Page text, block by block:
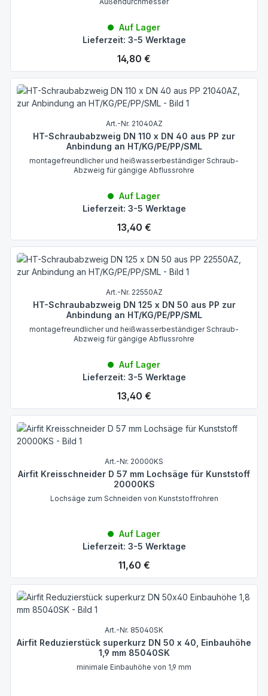
Auf Lager
Lieferzeit: 3-5 Werktage
Regulärer Preis:
14,80 €
Art.-Nr. 21040AZ
HT-Schraubabzweig DN 110 x DN 40 aus PP zur
Anbindung an HT/KG/PE/PP/SML
montagefreundlicher und heißwasserbeständiger Schraub-
Abzweig für gängige Abflussrohre
Auf Lager
Lieferzeit: 3-5 Werktage
Regulärer Preis:
13,40 €
Art.-Nr. 22550AZ
HT-Schraubabzweig DN 125 x DN 50 aus PP zur
Anbindung an HT/KG/PE/PP/SML
montagefreundlicher und heißwasserbeständiger Schraub-
Abzweig für gängige Abflussrohre
Auf Lager
Lieferzeit: 3-5 Werktage
Regulärer Preis:
13,40 €
Art.-Nr. 20000KS
Airfit Kreisschneider D 57 mm Lochsäge für Kunststoff
20000KS
Lochsäge zum Schneiden von Kunststoffrohren
Auf Lager
Lieferzeit: 3-5 Werktage
Regulärer Preis:
11,60 €
Art.-Nr. 85040SK
Airfit Reduzierstück superkurz DN 50 x 40, Einbauhöhe
1,9 mm 85040SK
minimale Einbauhöhe von 1,9 mm